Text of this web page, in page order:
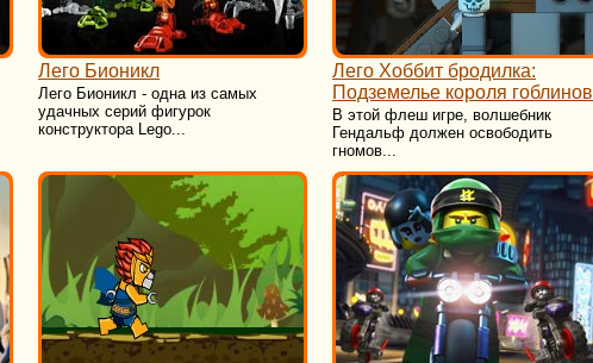
Лего Бионикл
​Лего Бионикл - одна из самых
удачных серий фигурок
конструктора Lego...
Лего Хоббит бродилка:
Подземелье короля гоблинов
В этой флеш игре, волшебник
Гендальф должен освободить
гномов...